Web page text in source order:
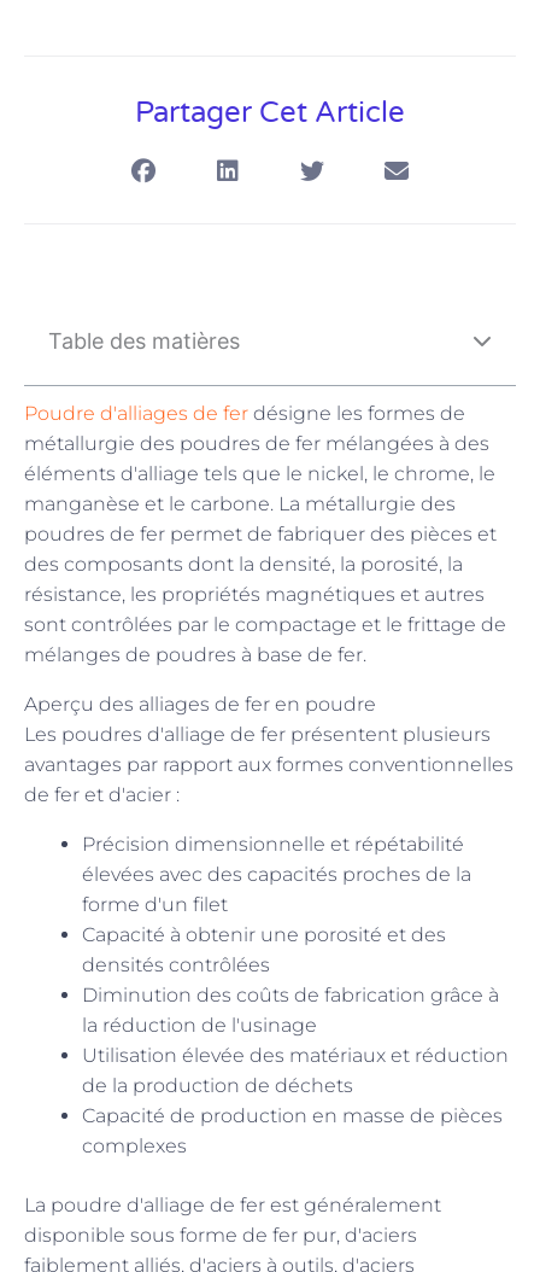
Partager Cet Article
Table des matières
Poudre d'alliages de fer désigne les formes de
métallurgie des poudres de fer mélangées à des
éléments d'alliage tels que le nickel, le chrome, le
manganèse et le carbone. La métallurgie des
poudres de fer permet de fabriquer des pièces et
des composants dont la densité, la porosité, la
résistance, les propriétés magnétiques et autres
sont contrôlées par le compactage et le frittage de
mélanges de poudres à base de fer.
Aperçu des alliages de fer en poudre
Les poudres d'alliage de fer présentent plusieurs
avantages par rapport aux formes conventionnelles
de fer et d'acier :
Précision dimensionnelle et répétabilité
élevées avec des capacités proches de la
forme d'un filet
Capacité à obtenir une porosité et des
densités contrôlées
Diminution des coûts de fabrication grâce à
la réduction de l'usinage
Utilisation élevée des matériaux et réduction
de la production de déchets
Capacité de production en masse de pièces
complexes
La poudre d'alliage de fer est généralement
disponible sous forme de fer pur, d'aciers
faiblement alliés, d'aciers à outils, d'aciers